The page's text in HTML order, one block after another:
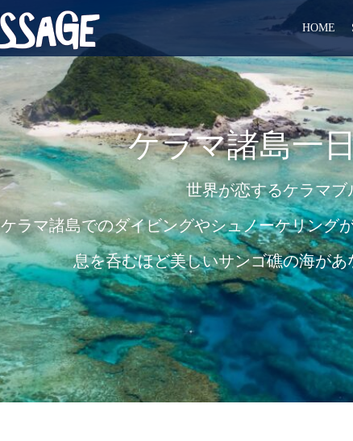
HOME
ケラマ諸島一
世界が恋するケラマブ
ケラマ諸島でのダイビングやシュノーケリング
息を呑むほど美しいサンゴ礁の海が